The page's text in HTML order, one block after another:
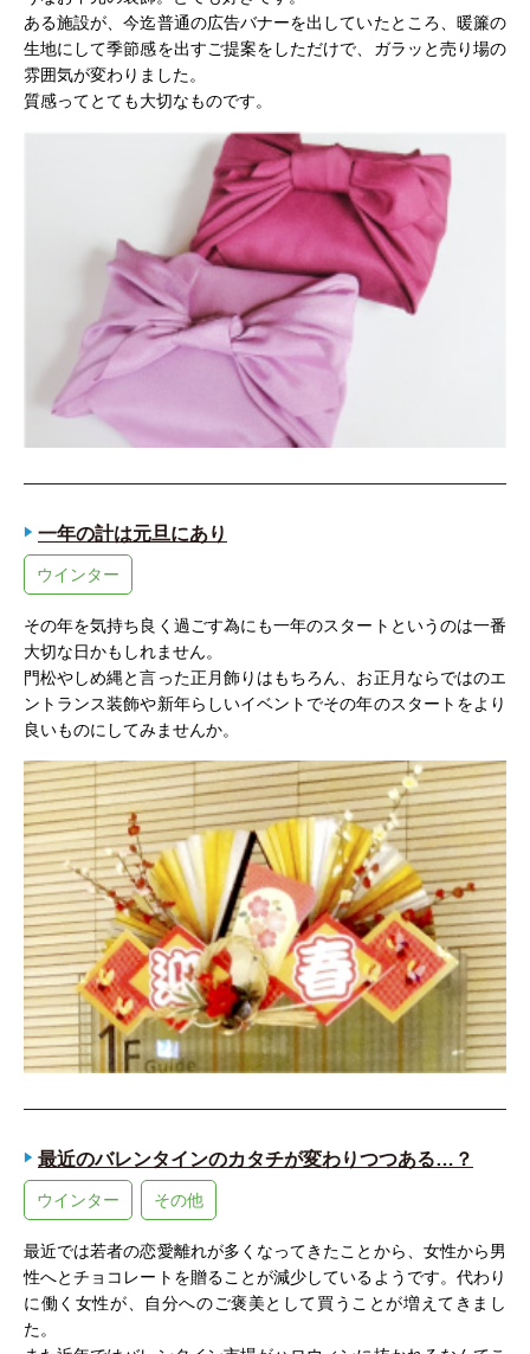
ある施設が、今迄普通の広告バナーを出していたところ、暖簾の
生地にして季節感を出すご提案をしただけで、ガラッと売り場の
雰囲気が変わりました。
質感ってとても大切なものです。
一年の計は元旦にあり
ウインター
その年を気持ち良く過ごす為にも一年のスタートというのは一番
大切な日かもしれません。
門松やしめ縄と言った正月飾りはもちろん、お正月ならではのエ
ントランス装飾や新年らしいイベントでその年のスタートをより
良いものにしてみませんか。
最近のバレンタインのカタチが変わりつつある…？
ウインター その他
最近では若者の恋愛離れが多くなってきたことから、女性から男
性へとチョコレートを贈ることが減少しているようです。代わり
に働く女性が、自分へのご褒美として買うことが増えてきまし
た。